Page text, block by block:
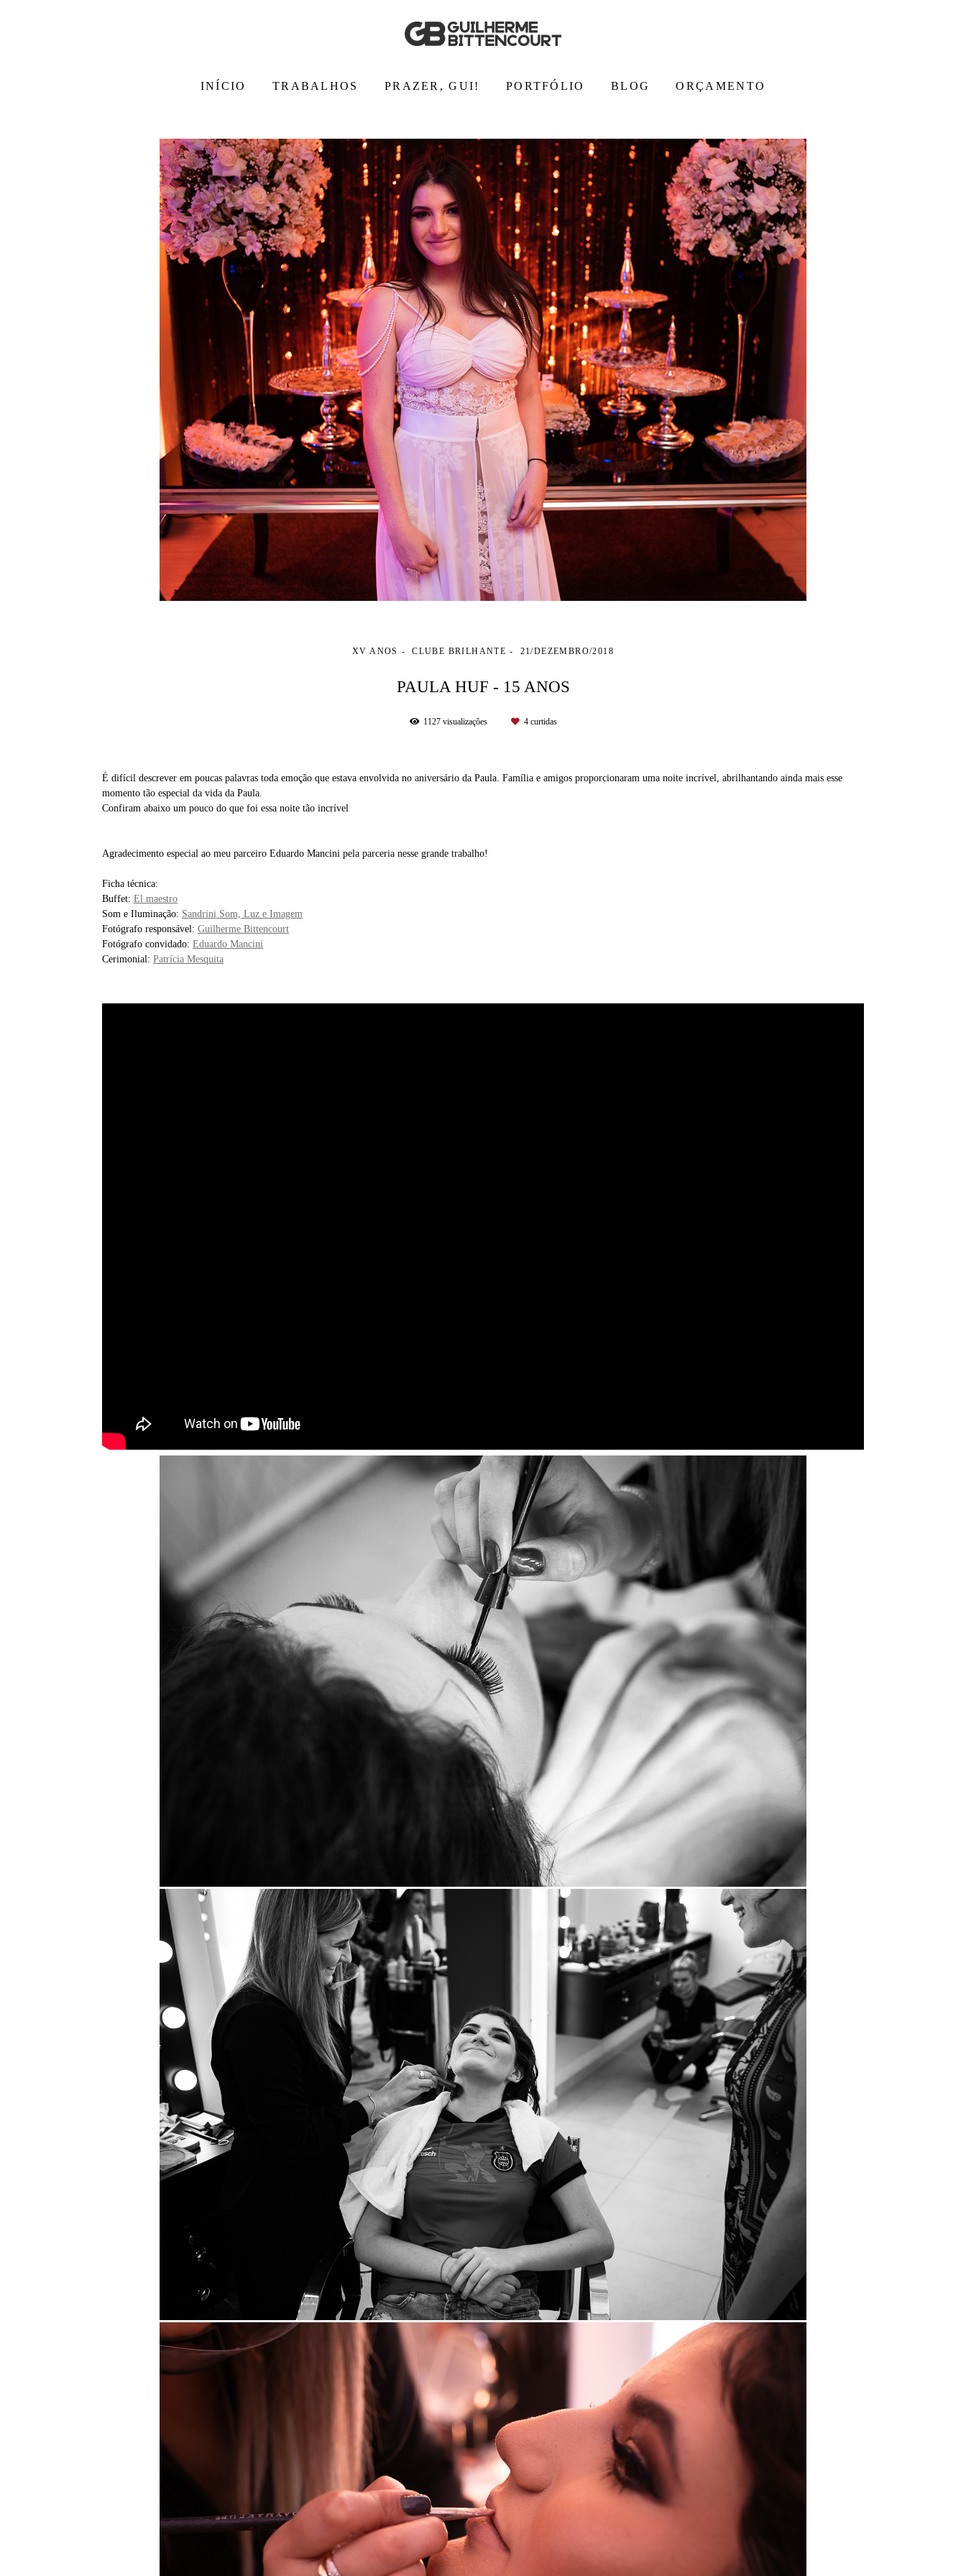
INÍCIO TRABALHOS PRAZER, GUI! PORTFÓLIO BLOG ORÇAMENTO
XV ANOS CLUBE BRILHANTE 21/DEZEMBRO/2018
PAULA HUF - 15 ANOS
1127visualizações 4curtidas
É difícil descrever em poucas palavras toda emoção que estava envolvida no aniversário da Paula. Família e amigos proporcionaram uma noite incrível, abrilhantando ainda mais esse
momento tão especial da vida da Paula.
Confiram abaixo um pouco do que foi essa noite tão incrível
Agradecimento especial ao meu parceiro Eduardo Mancini pela parceria nesse grande trabalho!
Ficha técnica:
Buffet: El maestro
Som e Iluminação: Sandrini Som, Luz e Imagem
Fotógrafo responsável: Guilherme Bittencourt
Fotógrafo convidado: Eduardo Mancini
Cerimonial: Patrícia Mesquita